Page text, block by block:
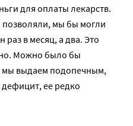
для оплаты лекарств.
мы бы могли
раз в месяц, а два. Это
Можно было бы
мы выдаем подопечным,
ее редко